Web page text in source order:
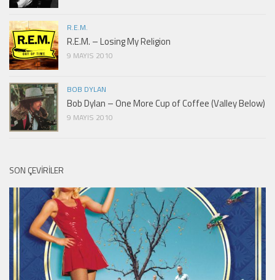
R.E.M.
R.E.M. – Losing My Religion
9 MAYIS 2010
BOB DYLAN
Bob Dylan – One More Cup of Coffee (Valley Below)
9 MAYIS 2010
SON ÇEVIRILER